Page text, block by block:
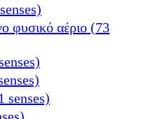
φυσικό αέριο (73
senses)